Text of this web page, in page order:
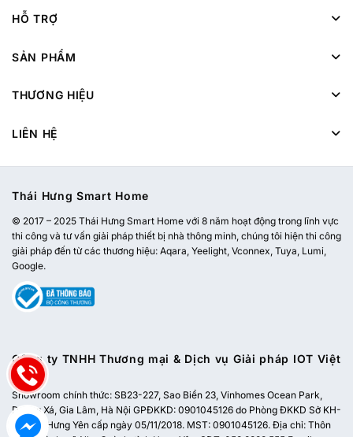
HỖ TRỢ
SẢN PHẨM
THƯƠNG HIỆU
LIÊN HỆ
Thái Hưng Smart Home
© 2017 – 2025 Thái Hưng Smart Home với 8 năm hoạt động trong lĩnh vực
thi công và tư vấn giải pháp thiết bị nhà thông minh, chúng tôi hiện thi công
giải pháp đến từ các thương hiệu: Aqara, Yeelight, Vconnex, Tuya, Lumi,
Google.
Công ty TNHH Thương mại & Dịch vụ Giải pháp IOT Việt
Nam
Showroom chính thức: SB23-227, Sao Biển 23, Vinhomes Ocean Park,
Dương Xá, Gia Lâm, Hà Nội GPĐKKD: 0901045126 do Phòng ĐKKD Sở KH-
ĐT tỉnh Hưng Yên cấp ngày 05/11/2018. MST: 0901045126. Địa chỉ: Thôn